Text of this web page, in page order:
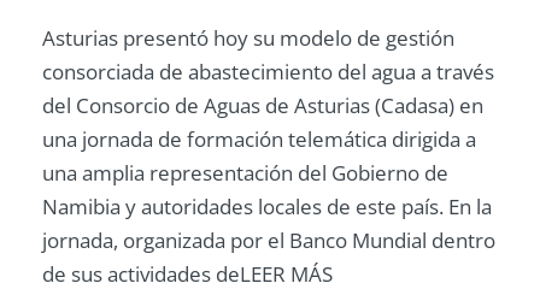
Asturias presentó hoy su modelo de gestión
consorciada de abastecimiento del agua a través
del Consorcio de Aguas de Asturias (Cadasa) en
una jornada de formación telemática dirigida a
una amplia representación del Gobierno de
Namibia y autoridades locales de este país. En la
jornada, organizada por el Banco Mundial dentro
de sus actividades deLEER MÁS